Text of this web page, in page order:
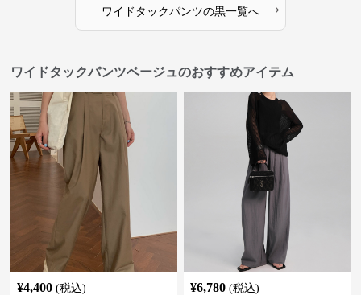
ワイドタックパンツの黒一覧へ ›
ワイドタックパンツベージュのおすすめアイテム
¥4,400 (税込)
¥6,780 (税込)